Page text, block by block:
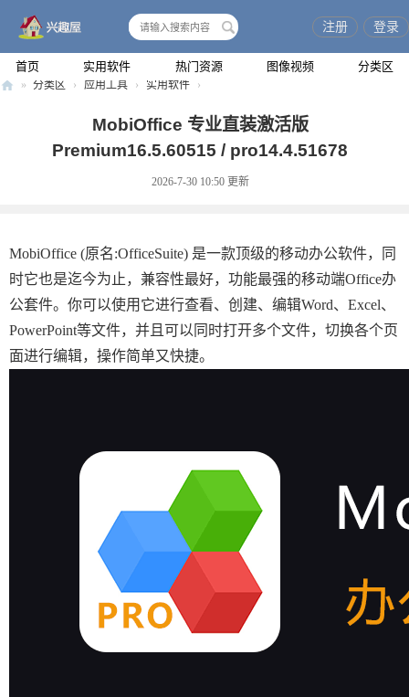
首页 实用软件 热门资源 图像视频 分类区
注册 登录
» 分类区 › 应用工具 › 实用软件 ›
MobiOffice 专业直装激活版
Premium16.5.60515 / pro14.4.51678
2026-7-30 10:50 更新
MobiOffice (原名:OfficeSuite) 是一款顶级的移动办公软件，同
时它也是迄今为止，兼容性最好，功能最强的移动端Office办
公套件。你可以使用它进行查看、创建、编辑Word、Excel、
PowerPoint等文件，并且可以同时打开多个文件，切换各个页
面进行编辑，操作简单又快捷。